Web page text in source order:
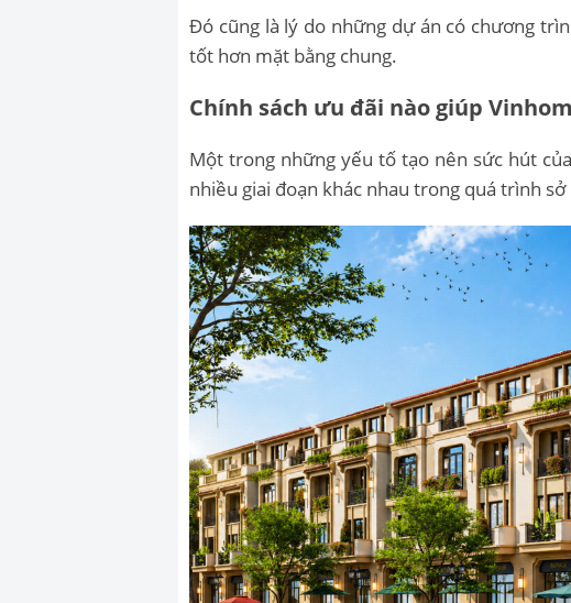
Đó cũng là lý do những dự án có chương
tốt hơn mặt bằng chung.
Chính sách ưu đãi nào giúp
Một trong những yếu tố tạo nên sức hút
nhiều giai đoạn khác nhau trong quá trình